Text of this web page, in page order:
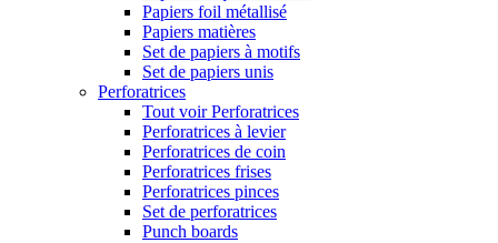
Papiers foil métallisé
Papiers matières
Set de papiers à motifs
Set de papiers unis
Perforatrices
Tout voir Perforatrices
Perforatrices à levier
Perforatrices de coin
Perforatrices frises
Perforatrices pinces
Set de perforatrices
Punch boards